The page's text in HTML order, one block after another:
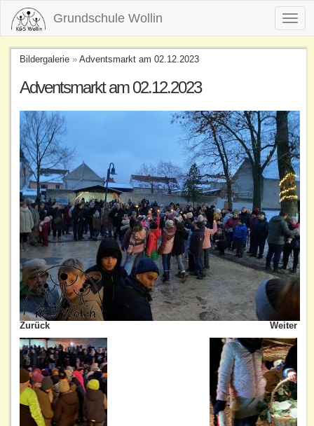
Grundschule Wollin
Bildergalerie »Adventsmarkt am 02.12.2023
Adventsmarkt am 02.12.2023
Zurück Weiter